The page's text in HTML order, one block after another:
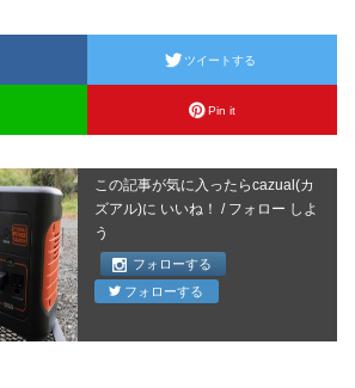
ツイートする
Pin it
この記事が気に入ったらcazual(カ
ズアル)に いいね！ / フォロー しよ
う
フォローする
フォローする